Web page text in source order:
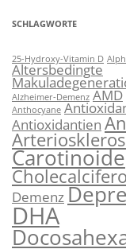
SCHLAGWORTE
25-Hydroxy-Vitamin D
Altersbedingte
Alzheimer-Demenz AMD
Anthocyane
Antioxidantien
Carotinoide
Demenz
DHA